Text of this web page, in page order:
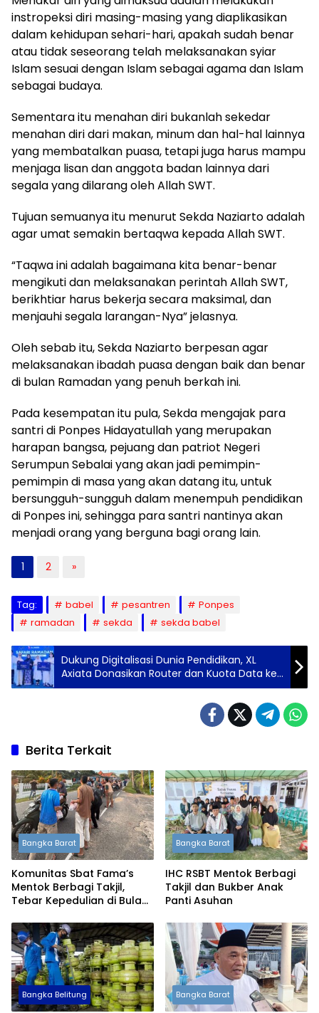
instropeksi diri masing-masing yang diaplikasikan
dalam kehidupan sehari-hari, apakah sudah benar
atau tidak seseorang telah melaksanakan syiar
Islam sesuai dengan Islam sebagai agama dan Islam
sebagai budaya.
Sementara itu menahan diri bukanlah sekedar
menahan diri dari makan, minum dan hal-hal lainnya
yang membatalkan puasa, tetapi juga harus mampu
menjaga lisan dan anggota badan lainnya dari
segala yang dilarang oleh Allah SWT.
Tujuan semuanya itu menurut Sekda Naziarto adalah
agar umat semakin bertaqwa kepada Allah SWT.
“Taqwa ini adalah bagaimana kita benar-benar
mengikuti dan melaksanakan perintah Allah SWT,
berikhtiar harus bekerja secara maksimal, dan
menjauhi segala larangan-Nya” jelasnya.
Oleh sebab itu, Sekda Naziarto berpesan agar
melaksanakan ibadah puasa dengan baik dan benar
di bulan Ramadan yang penuh berkah ini.
Pada kesempatan itu pula, Sekda mengajak para
santri di Ponpes Hidayatullah yang merupakan
harapan bangsa, pejuang dan patriot Negeri
Serumpun Sebalai yang akan jadi pemimpin-
pemimpin di masa yang akan datang itu, untuk
bersungguh-sungguh dalam menempuh pendidikan
di Ponpes ini, sehingga para santri nantinya akan
menjadi orang yang berguna bagi orang lain.
1 2 »
Tag: babel pesantren
Ponpes
ramadan
sekda sekda babel
Dukung Digitalisasi Dunia Pendidikan, XL
Axiata Donasikan Router dan Kuota Data ke
Yayasan Pendidikan Islam di Medan
Berita Terkait
Bangka Barat
Komunitas Sbat Fama’s
Mentok Berbagi Takjil,
Tebar Kepedulian di Bulan
Bangka Barat
IHC RSBT Mentok Berbagi
Takjil dan Bukber Anak
Panti Asuhan
Bangka Belitung Bangka Barat